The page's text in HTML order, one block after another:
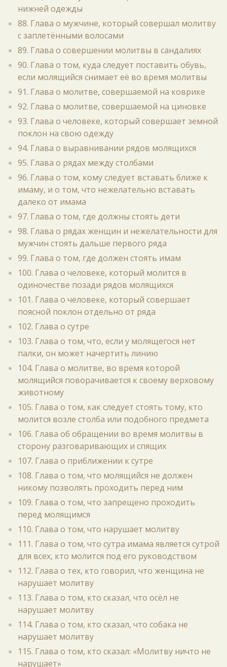
нижней одежды
88. Глава о мужчине, который совершал молитву
с заплетёнными волосами
89. Глава о совершении молитвы в сандалиях
90. Глава о том, куда следует поставить обувь,
если молящийся снимает её во время молитвы
91. Глава о молитве, совершаемой на коврике
92. Глава о молитве, совершаемой на циновке
93. Глава о человеке, который совершает земной
поклон на свою одежду
94. Глава о выравнивании рядов молящихся
95. Глава о рядах между столбами
96. Глава о том, кому следует вставать ближе к
имаму, и о том, что нежелательно вставать
далеко от имама
97. Глава о том, где должны стоять дети
98. Глава о рядах женщин и нежелательности для
мужчин стоять дальше первого ряда
99. Глава о том, где должен стоять имам
100. Глава о человеке, который молится в
одиночестве позади рядов молящихся
101. Глава о человеке, который совершает
поясной поклон отдельно от ряда
102. Глава о сутре
103. Глава о том, что, если у молящегося нет
палки, он может начертить линию
104. Глава о молитве, во время которой
молящийся поворачивается к своему верховому
животному
105. Глава о том, как следует стоять тому, кто
молится возле столба или подобного предмета
106. Глава об обращении во время молитвы в
сторону разговаривающих и спящих
107. Глава о приближении к сутре
108. Глава о том, что молящийся не должен
никому позволять проходить перед ним
109. Глава о том, что запрещено проходить
перед молящимся
110. Глава о том, что нарушает молитву
111. Глава о том, что сутра имама является сутрой
для всех, кто молится под его руководством
112. Глава о тех, кто говорил, что женщина не
нарушает молитву
113. Глава о том, кто сказал, что осёл не
нарушает молитву
114. Глава о том, кто сказал, что собака не
нарушает молитву
115. Глава о том, кто сказал: «Молитву ничто не
нарушает»